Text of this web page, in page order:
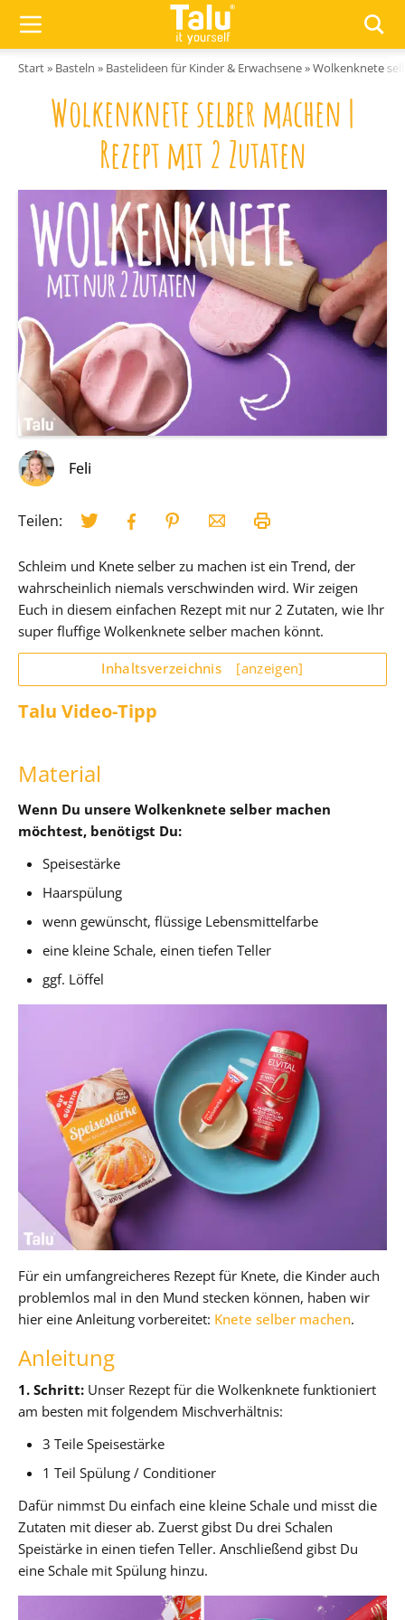
Start» Basteln » Bastelideen für Kinder & Erwachsene»Wolkenknete
Wolkenknete selber machen |
Rezept mit 2 Zutaten
Feli
Teilen:
Schleim und Knete selber zu machen ist ein Trend, der
wahrscheinlich niemals verschwinden wird. Wir zeigen
Euch in diesem einfachen Rezept mit nur 2 Zutaten, wie Ihr
super fluffige Wolkenknete selber machen könnt.
Inhaltsverzeichnis [anzeigen]
Talu Video-Tipp
Material
Wenn Du unsere Wolkenknete selber machen
möchtest, benötigst Du:
Speisestärke
Haarspülung
wenn gewünscht, flüssige Lebensmittelfarbe
eine kleine Schale, einen tiefen Teller
ggf. Löffel
Für ein umfangreicheres Rezept für Knete, die Kinder auch
problemlos mal in den Mund stecken können, haben wir
hier eine Anleitung vorbereitet: Knete selber machen.
Anleitung
1. Schritt: Unser Rezept für die Wolkenknete funktioniert
am besten mit folgendem Mischverhältnis:
3 Teile Speisestärke
1 Teil Spülung / Conditioner
Dafür nimmst Du einfach eine kleine Schale und misst die
Zutaten mit dieser ab. Zuerst gibst Du drei Schalen
Speistärke in einen tiefen Teller. Anschließend gibst Du
eine Schale mit Spülung hinzu.